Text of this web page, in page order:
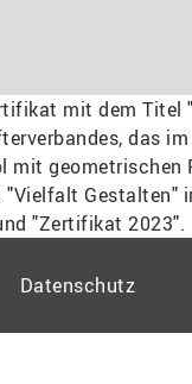
Datenschutz